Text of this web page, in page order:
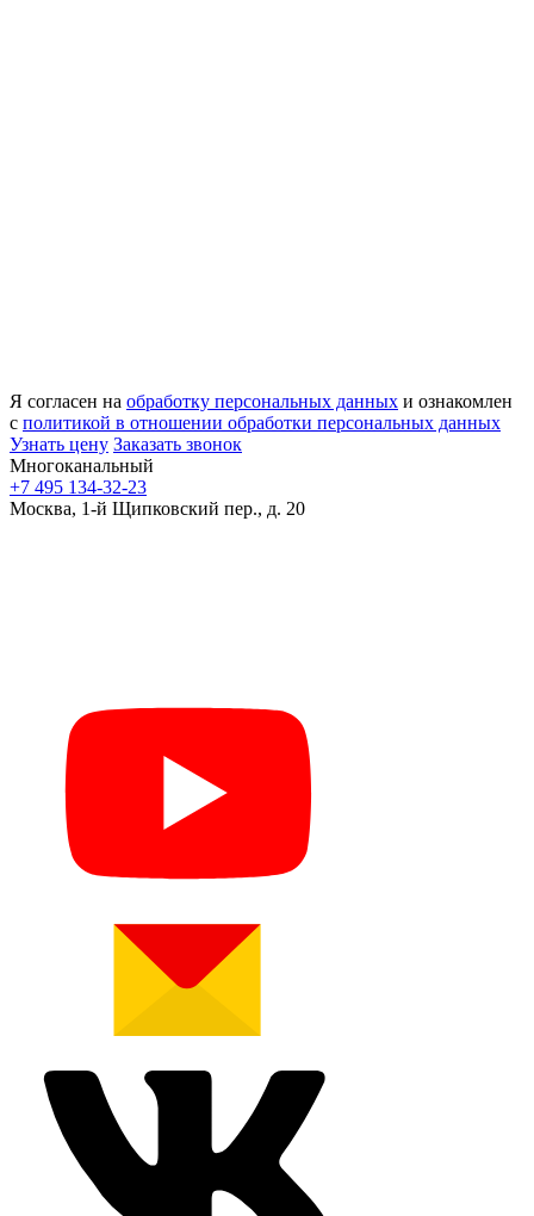
Я согласен на обработку персональных данных и ознакомлен
с политикой в отношении обработки персональных данных
Узнать цену Заказать звонок
Многоканальный
+7 495 134-32-23
Москва, 1-й Щипковский пер., д. 20